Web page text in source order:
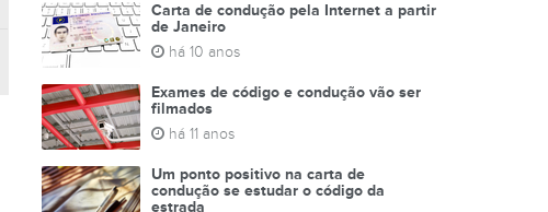
Carta de condução pela Internet a partir
de Janeiro
há 10 anos
Exames de código e condução vão ser
filmados
há 11 anos
Um ponto positivo na carta de
condução se estudar o código da
estrada